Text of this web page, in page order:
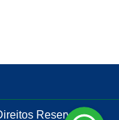
Reservados